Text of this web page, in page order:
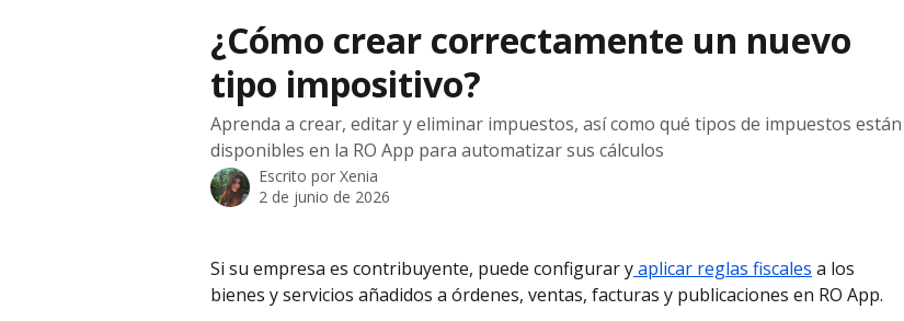
¿Cómo crear correctamente un nuevo
tipo impositivo?
Aprenda a crear, editar y eliminar impuestos, así como qué tipos de impuestos están
disponibles en la RO App para automatizar sus cálculos
Escrito por Xenia
2 de junio de 2026
Si su empresa es contribuyente, puede configurar y aplicar reglas fiscales a los
bienes y servicios añadidos a órdenes, ventas, facturas y publicaciones en RO App.